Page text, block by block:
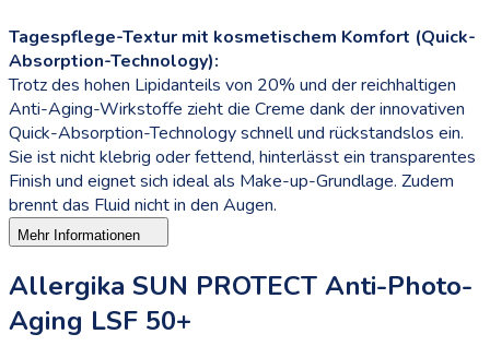
Tagespflege-Textur mit kosmetischem Komfort (Quick-
Absorption-Technology):
Trotz des hohen Lipidanteils von 20% und der reichhaltigen
Anti-Aging-Wirkstoffe zieht die Creme dank der innovativen
Quick-Absorption-Technology schnell und rückstandslos ein.
Sie ist nicht klebrig oder fettend, hinterlässt ein transparentes
Finish und eignet sich ideal als Make-up-Grundlage. Zudem
brennt das Fluid nicht in den Augen.
Mehr Informationen
Allergika SUN PROTECT Anti-Photo-
Aging LSF 50+